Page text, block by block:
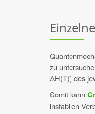
zu
ΔH(T)) des
Somit kann
instabilen